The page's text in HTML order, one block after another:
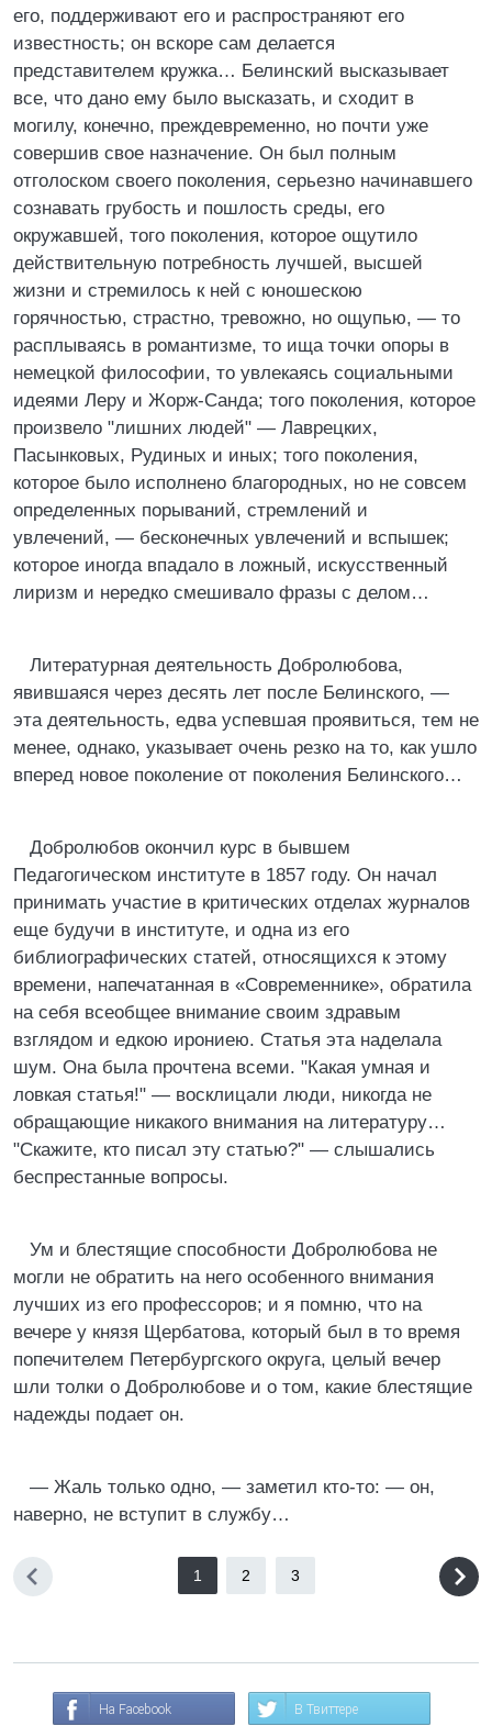
его, поддерживают его и распространяют его
известность; он вскоре сам делается
представителем кружка… Белинский высказывает
все, что дано ему было высказать, и сходит в
могилу, конечно, преждевременно, но почти уже
совершив свое назначение. Он был полным
отголоском своего поколения, серьезно начинавшего
сознавать грубость и пошлость среды, его
окружавшей, того поколения, которое ощутило
действительную потребность лучшей, высшей
жизни и стремилось к ней с юношескою
горячностью, страстно, тревожно, но ощупью, — то
расплываясь в романтизме, то ища точки опоры в
немецкой философии, то увлекаясь социальными
идеями Леру и Жорж-Санда; того поколения, которое
произвело "лишних людей" — Лаврецких,
Пасынковых, Рудиных и иных; того поколения,
которое было исполнено благородных, но не совсем
определенных порываний, стремлений и
увлечений, — бесконечных увлечений и вспышек;
которое иногда впадало в ложный, искусственный
лиризм и нередко смешивало фразы с делом…
Литературная деятельность Добролюбова,
явившаяся через десять лет после Белинского, —
эта деятельность, едва успевшая проявиться, тем не
менее, однако, указывает очень резко на то, как ушло
вперед новое поколение от поколения Белинского…
Добролюбов окончил курс в бывшем
Педагогическом институте в 1857 году. Он начал
принимать участие в критических отделах журналов
еще будучи в институте, и одна из его
библиографических статей, относящихся к этому
времени, напечатанная в «Современнике», обратила
на себя всеобщее внимание своим здравым
взглядом и едкою ирониею. Статья эта наделала
шум. Она была прочтена всеми. "Какая умная и
ловкая статья!" — восклицали люди, никогда не
обращающие никакого внимания на литературу…
"Скажите, кто писал эту статью?" — слышались
беспрестанные вопросы.
Ум и блестящие способности Добролюбова не
могли не обратить на него особенного внимания
лучших из его профессоров; и я помню, что на
вечере у князя Щербатова, который был в то время
попечителем Петербургского округа, целый вечер
шли толки о Добролюбове и о том, какие блестящие
надежды подает он.
— Жаль только одно, — заметил кто-то: — он,
наверно, не вступит в службу…
1 2 3
На Facebook В Твиттере